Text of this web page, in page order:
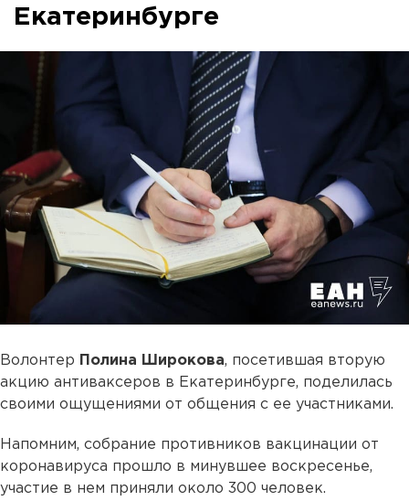
Екатеринбурге
Волонтер Полина Широкова, посетившая вторую
акцию антиваксеров в Екатеринбурге, поделилась
своими ощущениями от общения с ее участниками.
Напомним, собрание противников вакцинации от
коронавируса прошло в минувшее воскресенье,
участие в нем приняли около 300 человек.